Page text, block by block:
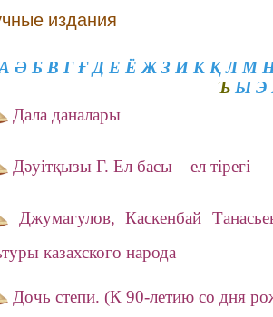
издания
Ә Б В Г Ғ Д Е Ё Ж З И К Қ Л М
Ъ Ы Э
Дала даналары
Дәуітқызы Г. Ел басы – ел тірегі
Джумагулов, Каскенбай
казахского народа
Дочь степи.(К 90-летию со дня